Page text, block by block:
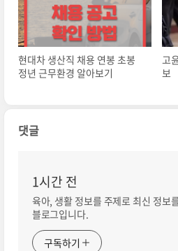
현대차 생산직 채용 연봉 초봉
정년 근무환경 알아보기
고
보
댓글
1시간 전
육아, 생활 정보를 주제로 최신 정보
블로그입니다.
구독하기